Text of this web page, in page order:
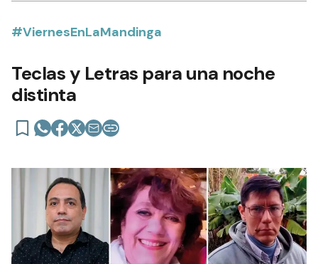
#ViernesEnLaMandinga
Teclas y Letras para una noche
distinta